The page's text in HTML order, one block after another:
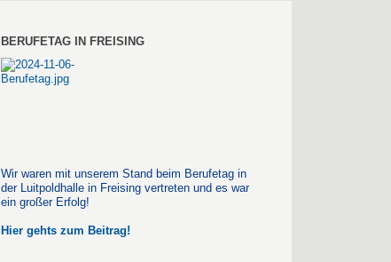
BERUFETAG IN FREISING
Wir waren mit unserem Stand beim Berufetag in
der Luitpoldhalle in Freising vertreten und es war
ein großer Erfolg!
Hier gehts zum Beitrag!